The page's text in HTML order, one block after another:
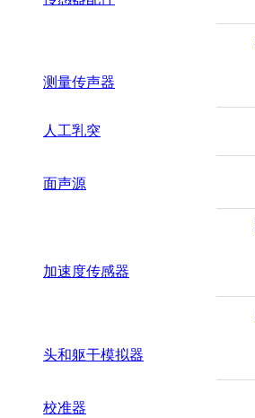
测量传声器
人工乳突
面声源
加速度传感器
头和躯干模拟器
校准器